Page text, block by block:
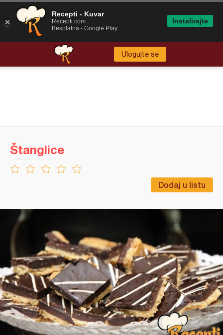
Ulogujte se
Dodaj u listu
Štanglice
Recepti - Kuvar
Recepti.com
Besplatna - Google Play
Instalirajte